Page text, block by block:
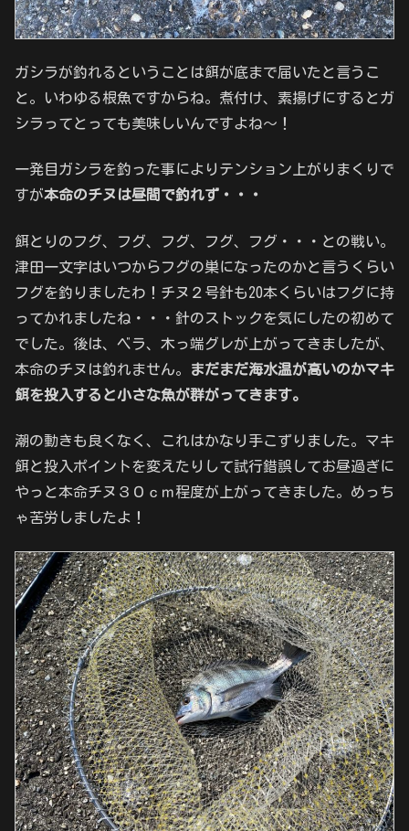
ガシラが釣れるということは餌が底まで届いたと言うこ
と。いわゆる根魚ですからね。煮付け、素揚げにするとガ
シラってとっても美味しいんですよね～！
一発目ガシラを釣った事によりテンション上がりまくりで
すが本命のチヌは昼間で釣れず・・・
餌とりのフグ、フグ、フグ、フグ、フグ・・・との戦い。
津田一文字はいつからフグの巣になったのかと言うくらい
フグを釣りましたわ！チヌ２号針も20本くらいはフグに持
ってかれましたね・・・針のストックを気にしたの初めて
でした。後は、ベラ、木っ端グレが上がってきましたが、
本命のチヌは釣れません。
まだまだ海水温が高いのかマキ
餌を投入すると小さな魚が群がってきます。
潮の動きも良くなく、これはかなり手こずりました。マキ
餌と投入ポイントを変えたりして試行錯誤してお昼過ぎに
やっと本命チヌ３０ｃｍ程度が上がってきました。めっち
ゃ苦労しましたよ！